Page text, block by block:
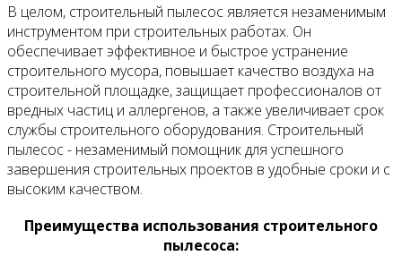
В целом, строительный пылесос является незаменимым
инструментом при строительных работах. Он
обеспечивает эффективное и быстрое устранение
строительного мусора, повышает качество воздуха на
строительной площадке, защищает профессионалов от
вредных частиц и аллергенов, а также увеличивает срок
службы строительного оборудования. Строительный
пылесос - незаменимый помощник для успешного
завершения строительных проектов в удобные сроки и с
высоким качеством.
Преимущества использования строительного
пылесоса: